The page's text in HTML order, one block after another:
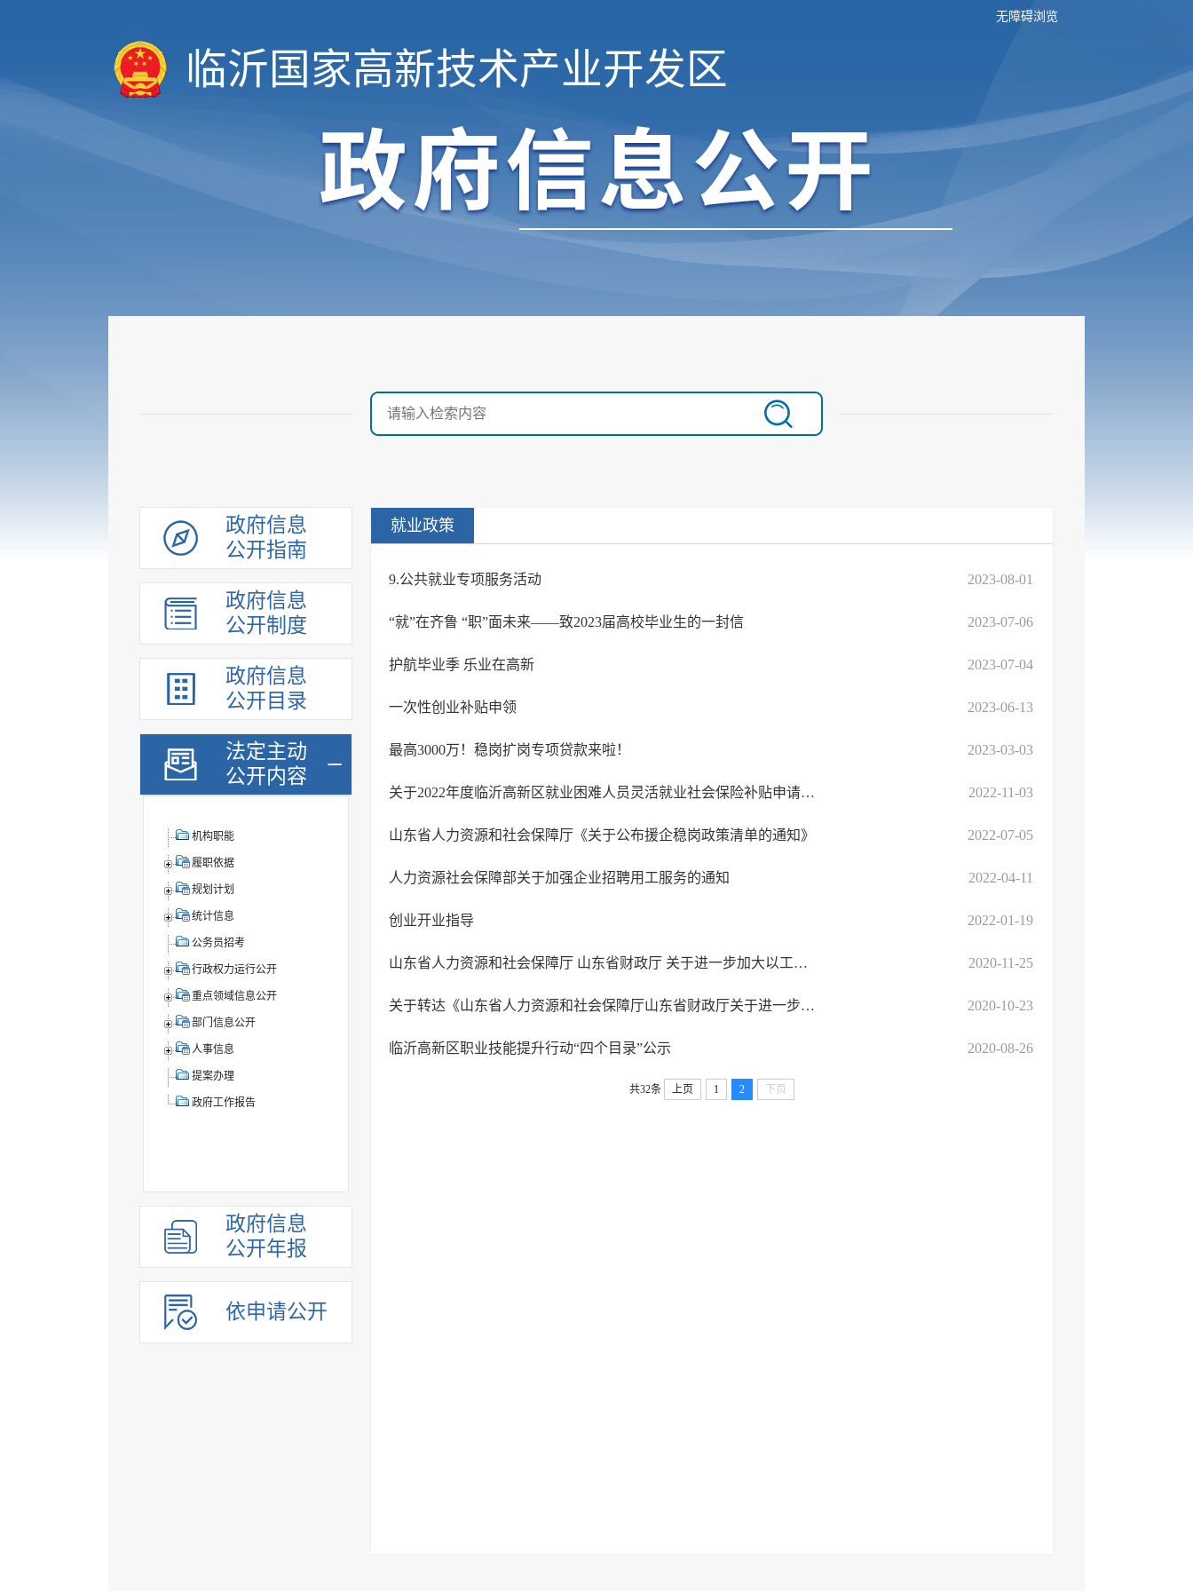
无障碍浏览
临沂国家高新技术产业开发区
政府信息
公开指南
政府信息
公开制度
政府信息
公开目录
法定主动
公开内容
机构职能
履职依据
规划计划
统计信息
公务员招考
行政权力运行公开
重点领域信息公开
部门信息公开
人事信息
提案办理
政府工作报告
政府信息
公开年报
依申请公开
就业政策
9.公共就业专项服务活动 2023-08-01
“就”在齐鲁 “职”面未来——致2023届高校毕业生的一封信 2023-07-06
护航毕业季 乐业在高新 2023-07-04
一次性创业补贴申领 2023-06-13
最高3000万！稳岗扩岗专项贷款来啦！ 2023-03-03
关于2022年度临沂高新区就业困难人员灵活就业社会保险补贴申请受理公告 2022-11-03
山东省人力资源和社会保障厅《关于公布援企稳岗政策清单的通知》 2022-07-05
人力资源社会保障部关于加强企业招聘用工服务的通知 2022-04-11
创业开业指导 2022-01-19
山东省人力资源和社会保障厅 山东省财政厅 关于进一步加大以工代训力度支持企业稳 ... 2020-11-25
关于转达《山东省人力资源和社会保障厅山东省财政厅关于进一步加大以工代训力度支 ... 2020-10-23
临沂高新区职业技能提升行动“四个目录”公示 2020-08-26
共32条 上页 1 2 下页